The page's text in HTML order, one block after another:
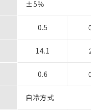
±5％
0.5 0.9
14.1 20
0.6 0.7
自冷方式